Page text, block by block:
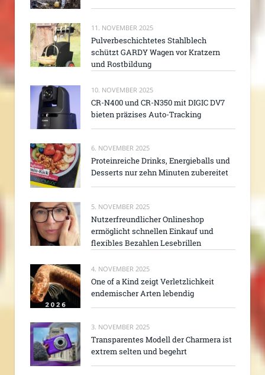
11. NOVEMBER 2025
Pulverbeschichtetes Stahlblech
schützt GARDY Wagen vor Kratzern
und Rostbildung
10. NOVEMBER 2025
CR-N400 und CR-N350 mit DIGIC DV7
bieten präzises Auto-Tracking
6. NOVEMBER 2025
Proteinreiche Drinks, Energieballs und
Desserts nur zehn Minuten zubereitet
5. NOVEMBER 2025
Nutzerfreundlicher Onlineshop
ermöglicht schnellen Einkauf und
flexibles Bezahlen Lesebrillen
4. NOVEMBER 2025
One of a Kind zeigt Verletzlichkeit
endemischer Arten lebendig
3. NOVEMBER 2025
Transparentes Modell der Charmera ist
extrem selten und begehrt